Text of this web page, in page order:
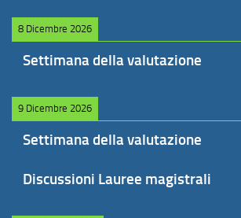
8 Dicembre 2026
Settimana della valutazione
9 Dicembre 2026
Settimana della valutazione
Discussioni Lauree magistrali